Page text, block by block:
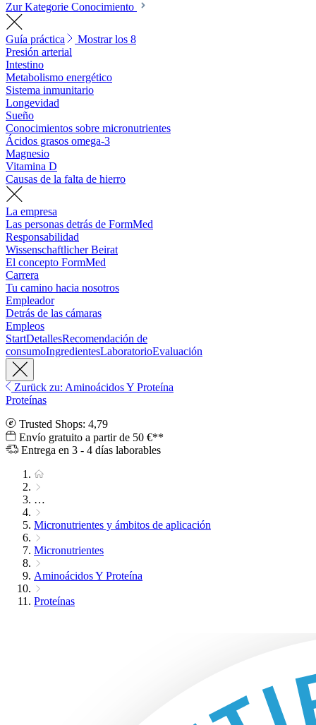
Zur Kategorie Conocimiento
Guía práctica
Mostrar los 8
Presión arterial
Intestino
Metabolismo energético
Sistema inmunitario
Longevidad
Sueño
Conocimientos sobre micronutrientes
Ácidos grasos omega-3
Magnesio
Vitamina D
Causas de la falta de hierro
La empresa
Las personas detrás de FormMed
Responsabilidad
Wissenschaftlicher Beirat
El concepto FormMed
Carrera
Tu camino hacia nosotros
Empleador
Detrás de las cámaras
Empleos
StartDetallesRecomendación de
consumoIngredientesLaboratorioEvaluación
Zurück zu: Aminoácidos Y Proteína
Proteínas
Trusted Shops: 4,79
Envío gratuito a partir de 50 €**
Entrega en 3 - 4 días laborables
…
Micronutrientes y ámbitos de aplicación
Micronutrientes
Aminoácidos Y Proteína
Proteínas